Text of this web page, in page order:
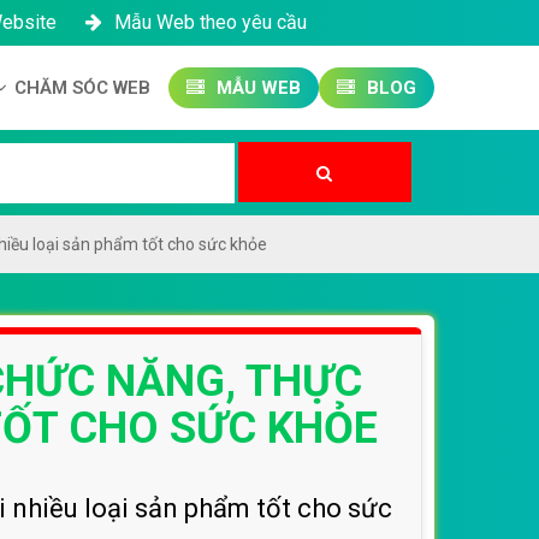
Mẫu Web theo yêu cầu
CHĂM SÓC WEB
Quản trị Fanpage
MẪU WEB BLOG
loại sản phẩm tốt cho sức khỏe
NĂNG, THỰC
CHO SỨC KHỎE
loại sản phẩm tốt cho sức